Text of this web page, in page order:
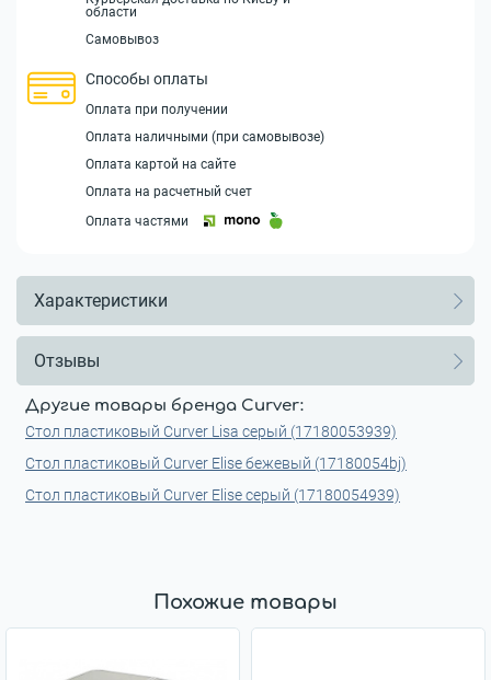
области
Самовывоз
Способы оплаты
Оплата при получении
Оплата наличными (при самовывозе)
Оплата картой на сайте
Оплата на расчетный счет
Оплата частями
Характеристики
Отзывы
Другие товары бренда Curver:
Стол пластиковый Curver Lisa серый (17180053939)
Стол пластиковый Curver Elise бежевый (17180054bj)
Стол пластиковый Curver Elise серый (17180054939)
Похожие товары